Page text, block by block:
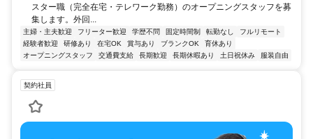
スター職（完全在宅・テレワーク勤務）のオープニングスタッフを募
集します。外回...
主婦・主夫歓迎 フリーター歓迎 学歴不問 固定時間制 転勤なし
フルリモート
経験者歓迎
研修あり 在宅OK 賞与あり ブランクOK
育休あり
オープニングスタッフ
交通費支給 長期歓迎 長期休暇あり 土日祝休み 服装自由
契約社員